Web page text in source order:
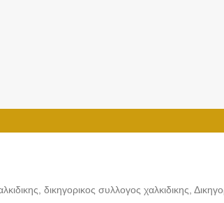
δικηγορικος συλλογος χαλκιδικης,